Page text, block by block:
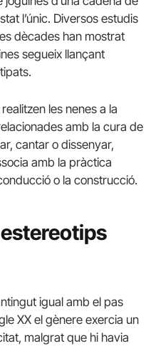
l’únic. Diversos estudis
dècades han mostrat
segueix llançant
les nenes a la
amb la cura de
cantar o dissenyar,
amb la pràctica
o la construcció.
igual amb el pas
XX el gènere exercia un
malgrat que hi havia